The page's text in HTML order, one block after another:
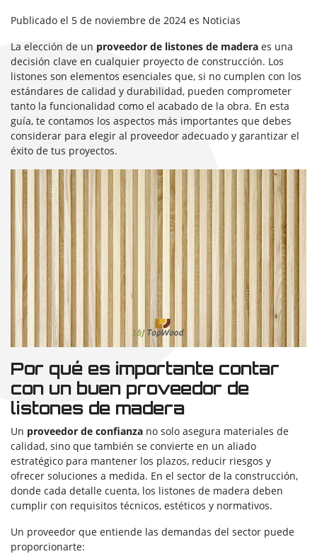
Publicado el 5 de noviembre de 2024 es Noticias
La elección de un proveedor de listones de madera es una
decisión clave en cualquier proyecto de construcción. Los
listones son elementos esenciales que, si no cumplen con los
estándares de calidad y durabilidad, pueden comprometer
tanto la funcionalidad como el acabado de la obra. En esta
guía, te contamos los aspectos más importantes que debes
considerar para elegir al proveedor adecuado y garantizar el
éxito de tus proyectos.
Por qué es importante contar
con un buen proveedor de
listones de madera
Un proveedor de confianza no solo asegura materiales de
calidad, sino que también se convierte en un aliado
estratégico para mantener los plazos, reducir riesgos y
ofrecer soluciones a medida. En el sector de la construcción,
donde cada detalle cuenta, los listones de madera deben
cumplir con requisitos técnicos, estéticos y normativos.
Un proveedor que entiende las demandas del sector puede
proporcionarte: